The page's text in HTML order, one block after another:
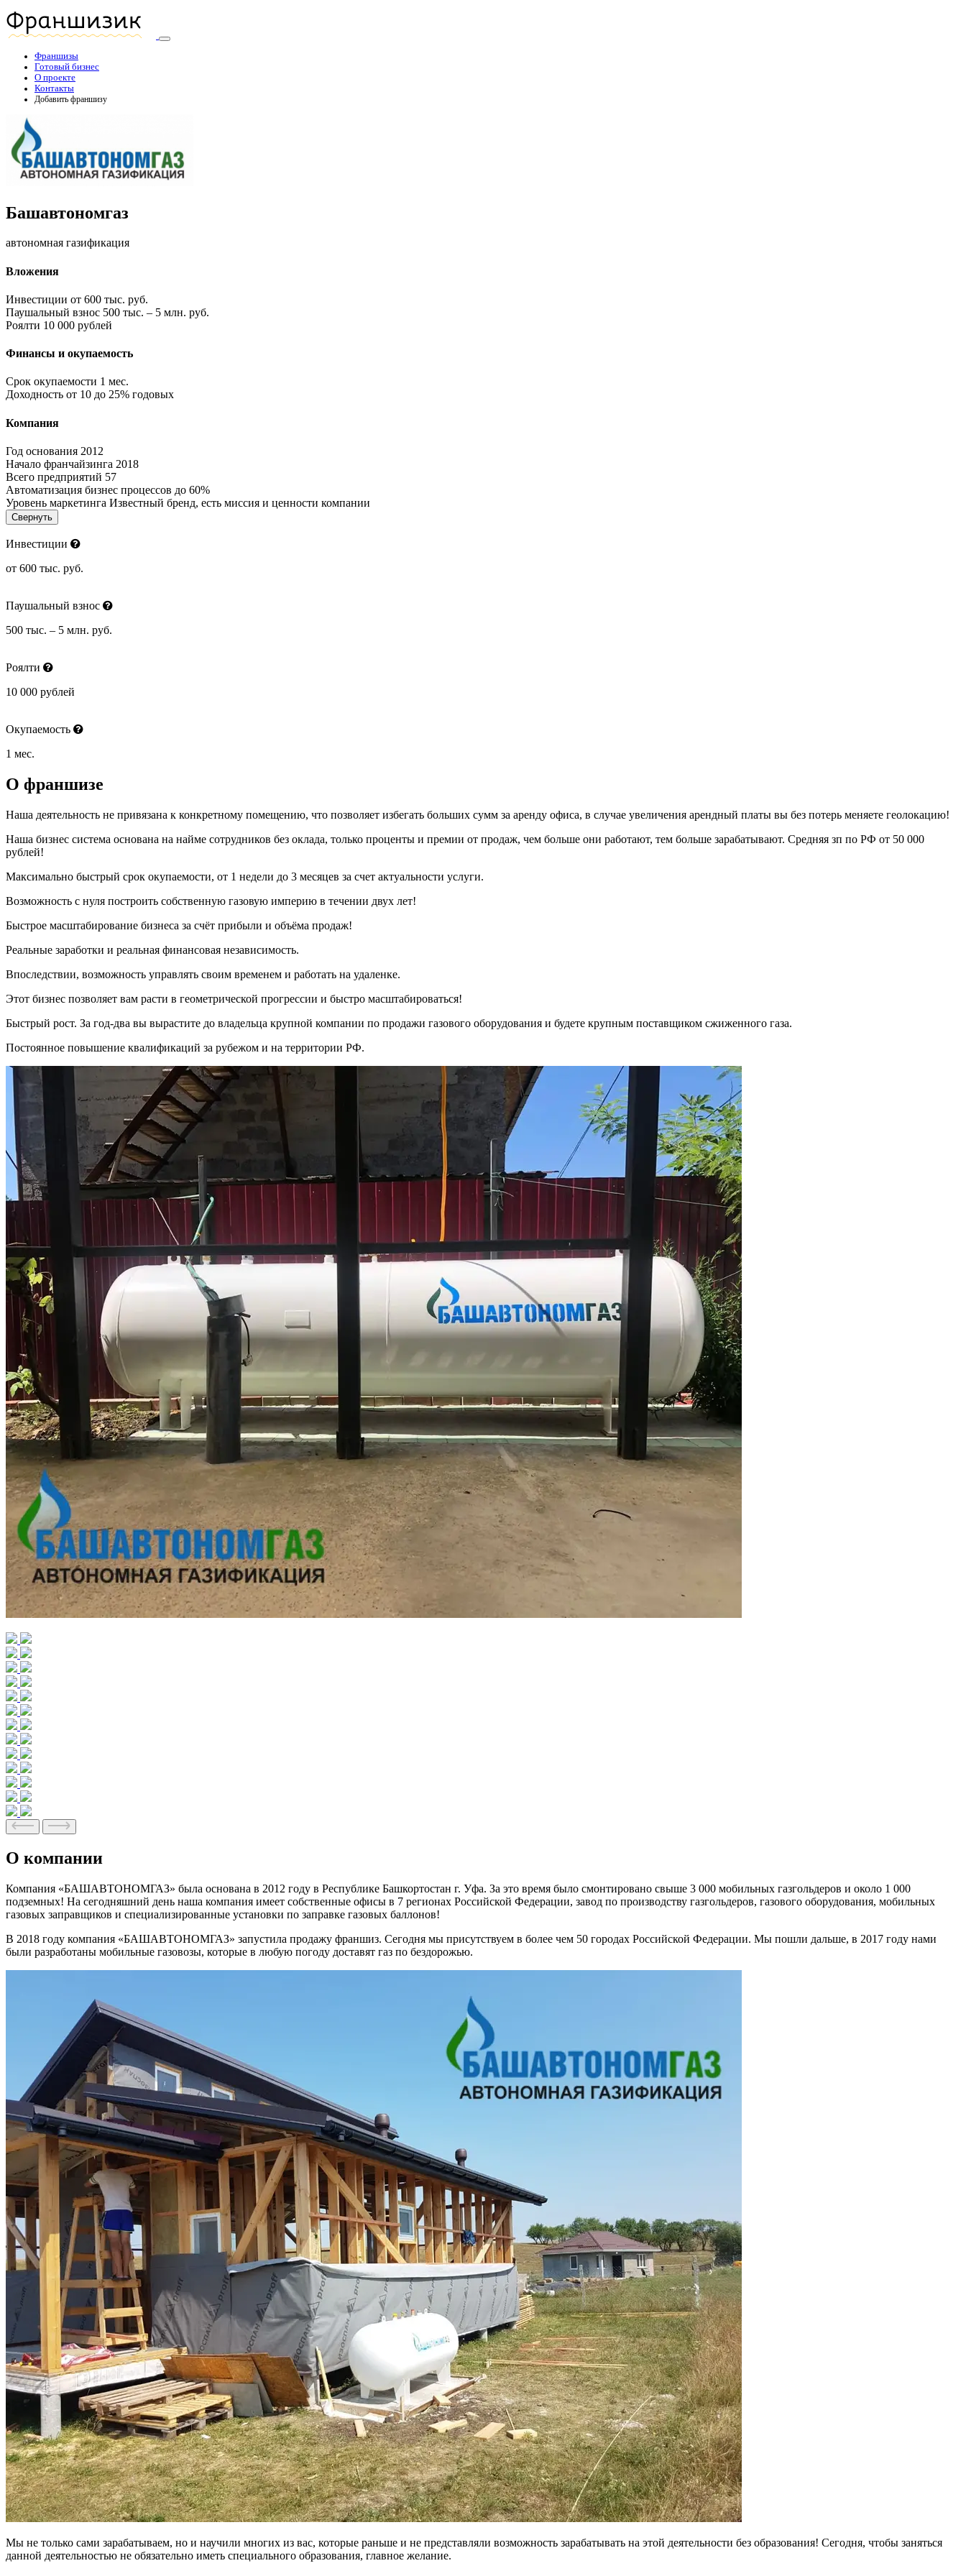
Франшизы
Готовый бизнес
О проекте
Контакты
Добавить франшизу
Башавтономгаз
автономная газификация
Вложения
Инвестиции от 600 тыс. руб.
Паушальный взнос 500 тыс. – 5 млн. руб.
Роялти 10 000 рублей
Финансы и окупаемость
Срок окупаемости 1 мес.
Доходность от 10 до 25% годовых
Компания
Год основания 2012
Начало франчайзинга 2018
Всего предприятий 57
Автоматизация бизнес процессов до 60%
Уровень маркетинга Известный бренд, есть миссия и ценности компании
Свернуть
Инвестиции
от 600 тыс. руб.
Паушальный взнос
500 тыс. – 5 млн. руб.
Роялти
10 000 рублей
Окупаемость
1 мес.
О франшизе
Наша деятельность не привязана к конкретному помещению, что позволяет избегать больших сумм за аренду офиса, в случае увеличения арендный платы вы без потерь меняете геолокацию!
Наша бизнес система основана на найме сотрудников без оклада, только проценты и премии от продаж, чем больше они работают, тем больше зарабатывают. Средняя зп по РФ от 50 000
рублей!
Максимально быстрый срок окупаемости, от 1 недели до 3 месяцев за счет актуальности услуги.
Возможность с нуля построить собственную газовую империю в течении двух лет!
Быстрое масштабирование бизнеса за счёт прибыли и объёма продаж!
Реальные заработки и реальная финансовая независимость.
Впоследствии, возможность управлять своим временем и работать на удаленке.
Этот бизнес позволяет вам расти в геометрической прогрессии и быстро масштабироваться!
Быстрый рост. За год-два вы вырастите до владельца крупной компании по продажи газового оборудования и будете крупным поставщиком сжиженного газа.
Постоянное повышение квалификаций за рубежом и на территории РФ.
О компании
Компания «БАШАВТОНОМГАЗ» была основана в 2012 году в Республике Башкортостан г. Уфа. За это время было смонтировано свыше 3 000 мобильных газгольдеров и около 1 000
подземных! На сегодняшний день наша компания имеет собственные офисы в 7 регионах Российской Федерации, завод по производству газгольдеров, газового оборудования, мобильных
газовых заправщиков и специализированные установки по заправке газовых баллонов!
В 2018 году компания «БАШАВТОНОМГАЗ» запустила продажу франшиз. Сегодня мы присутствуем в более чем 50 городах Российской Федерации. Мы пошли дальше, в 2017 году нами
были разработаны мобильные газовозы, которые в любую погоду доставят газ по бездорожью.
Мы не только сами зарабатываем, но и научили многих из вас, которые раньше и не представляли возможность зарабатывать на этой деятельности без образования! Сегодня, чтобы заняться
данной деятельностью не обязательно иметь специального образования, главное желание.